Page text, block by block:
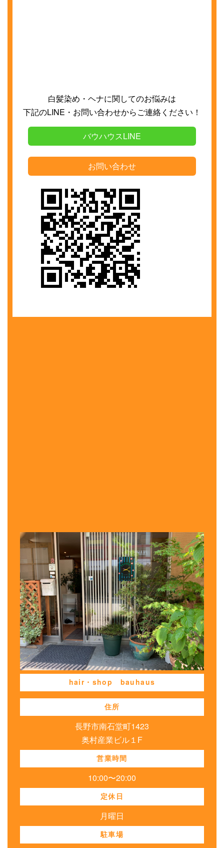
白髪染め・ヘナに関してのお悩みは
下記のLINE ・お問い合わせからご連絡ください！
バウハウスLINE
お問い合わせ
hair・shop bauhaus
住所
長野市南石堂町1423
奥村産業ビル１F
営業時間
10:00〜20:00
定休日
月曜日
駐車場